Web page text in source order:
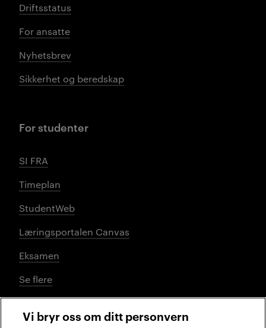
Driftsstatus
For ansatte
Nyhetsbrev
Sikkerhet og beredskap
For studenter
SI FRA
Timeplan
StudentWeb
Læringsportalen Canvas
Eksamen
Se flere
Vi bryr oss om ditt personvern